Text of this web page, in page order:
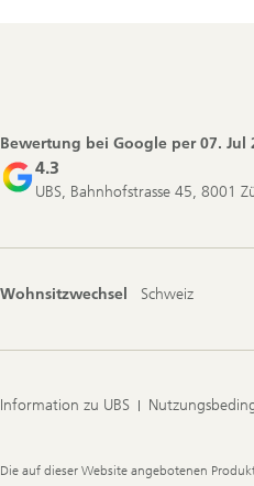
Bewertung bei Google per07. Jul
4.3
UBS, Bahnhofstrasse 45, 8001
Wohnsitzwechsel Schweiz
Information zu UBS
Legal
Die auf dieser Website angebotenen